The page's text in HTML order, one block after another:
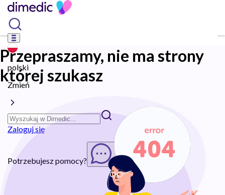
polski
Zmień
Zaloguj się
Potrzebujesz pomocy? Rozpocznij chat
Przepraszamy, nie ma strony
której szukasz